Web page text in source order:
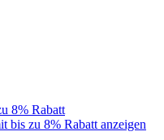
8% Rabatt
bis zu 8% Rabatt anzeigen